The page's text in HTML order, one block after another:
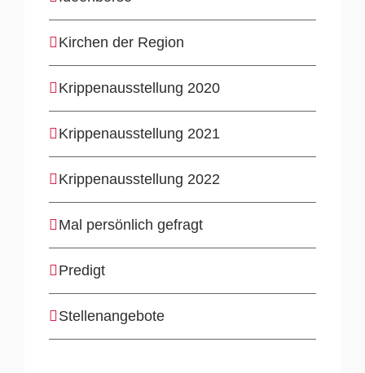
Kirchen der Region
Krippenausstellung 2020
Krippenausstellung 2021
Krippenausstellung 2022
Mal persönlich gefragt
Predigt
Stellenangebote